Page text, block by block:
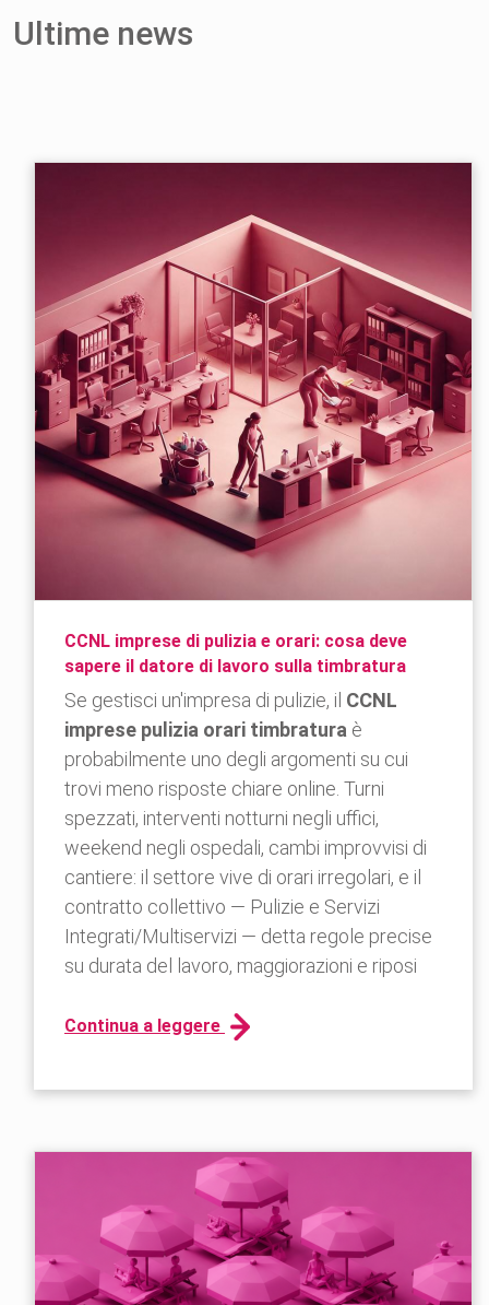
Ultime news
CCNL imprese di pulizia e orari: cosa deve
sapere il datore di lavoro sulla timbratura
Se gestisci un'impresa di pulizie, il CCNL
imprese pulizia orari timbratura è
probabilmente uno degli argomenti su cui
trovi meno risposte chiare online. Turni
spezzati, interventi notturni negli uffici,
weekend negli ospedali, cambi improvvisi di
cantiere: il settore vive di orari irregolari, e il
contratto collettivo — Pulizie e Servizi
Integrati/Multiservizi — detta regole precise
su durata del lavoro, maggiorazioni e riposi
Continua a leggere